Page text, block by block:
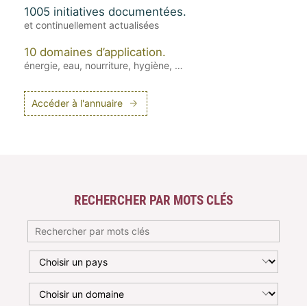
1005 initiatives documentées.
et continuellement actualisées
10 domaines d’application.
énergie, eau, nourriture, hygiène, …
Accéder à l'annuaire
RECHERCHER PAR MOTS CLÉS